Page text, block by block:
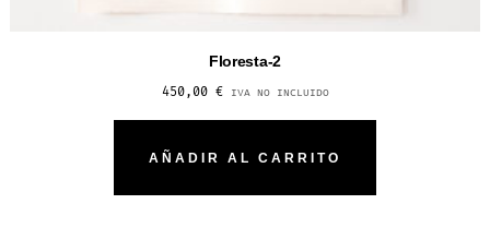
Floresta-2
450,00 € IVA NO INCLUIDO
AÑADIR AL CARRITO